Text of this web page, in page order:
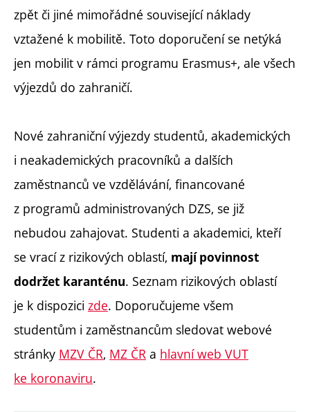
zpět či jiné mimořádné související náklady
vztažené k mobilitě. Toto doporučení se netýká
jen mobilit v rámci programu Erasmus+, ale všech
výjezdů do zahraničí.
Nové zahraniční výjezdy studentů, akademických
i neakademických pracovníků a dalších
zaměstnanců ve vzdělávání, financované
z programů administrovaných DZS, se již
nebudou zahajovat. Studenti a akademici, kteří
se vrací z rizikových oblastí, mají povinnost
dodržet karanténu. Seznam rizikových oblastí
je k dispozici zde. Doporučujeme všem
studentům i zaměstnancům sledovat webové
stránky MZV ČR, MZ ČR a hlavní web VUT
ke koronaviru.